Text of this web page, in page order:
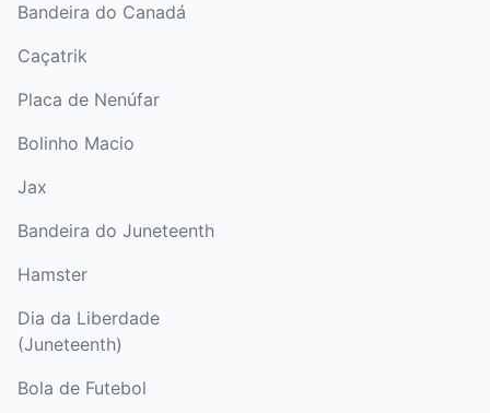
Bandeira do Canadá
Caçatrik
Placa de Nenúfar
Bolinho Macio
Jax
Bandeira do Juneteenth
Hamster
Dia da Liberdade
(Juneteenth)
Bola de Futebol